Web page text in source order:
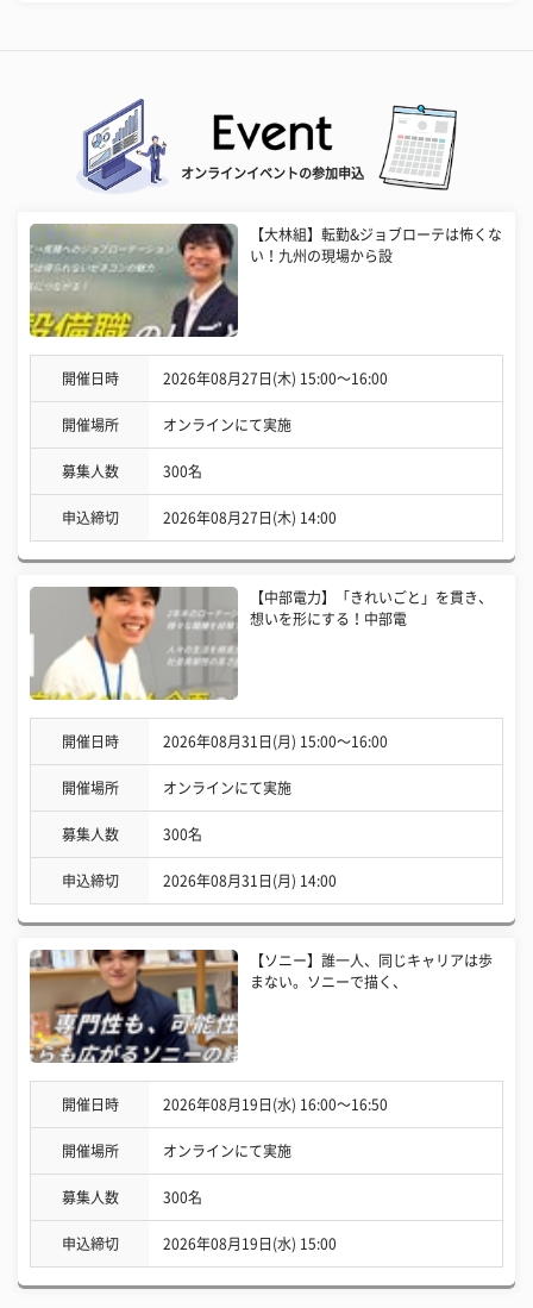
オンラインイベントの参加申込
【大林組】転勤&ジョブローテは怖くな
い！九州の現場から設
開催日時 2026年08月27日(木) 15:00〜16:00
開催場所 オンラインにて実施
募集人数 300名
申込締切 2026年08月27日(木) 14:00
【中部電力】「きれいごと」を貫き、
想いを形にする！中部電
開催日時 2026年08月31日(月) 15:00〜16:00
開催場所 オンラインにて実施
募集人数 300名
申込締切 2026年08月31日(月) 14:00
【ソニー】誰一人、同じキャリアは歩
まない。ソニーで描く、
開催日時 2026年08月19日(水) 16:00〜16:50
開催場所 オンラインにて実施
募集人数 300名
申込締切 2026年08月19日(水) 15:00